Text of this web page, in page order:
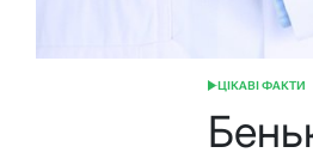
ОПУБЛІКУВАТИ
ЦІКАВІ ФАКТИ